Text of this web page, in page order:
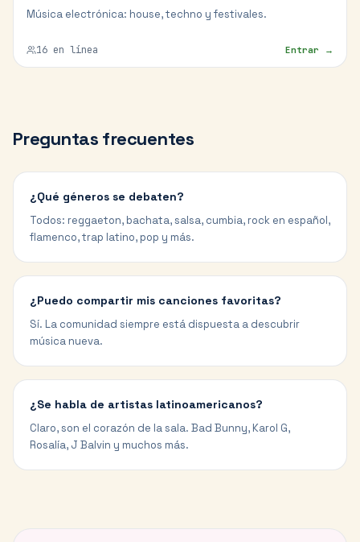
Música electrónica: house, techno y festivales.
16 en línea Entrar →
Preguntas frecuentes
¿Qué géneros se debaten?
Todos: reggaeton, bachata, salsa, cumbia, rock en español,
flamenco, trap latino, pop y más.
¿Puedo compartir mis canciones favoritas?
Sí. La comunidad siempre está dispuesta a descubrir
música nueva.
¿Se habla de artistas latinoamericanos?
Claro, son el corazón de la sala. Bad Bunny, Karol G,
Rosalía, J Balvin y muchos más.